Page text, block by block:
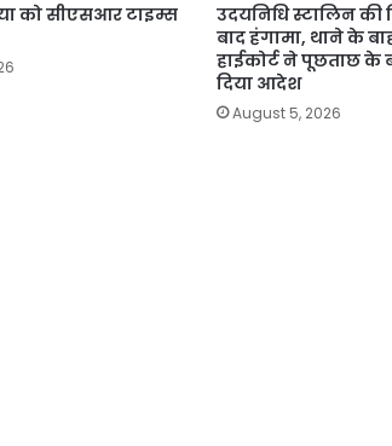
को सीएसआर टाइम्स
उदयनिधि स्टालिन की
बाद हंगामा, थाने के
हाईकोर्ट ने पूछताछ के
दिया आदेश
August 5, 2026